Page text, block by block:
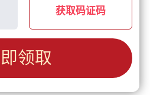
获取码证码
领取